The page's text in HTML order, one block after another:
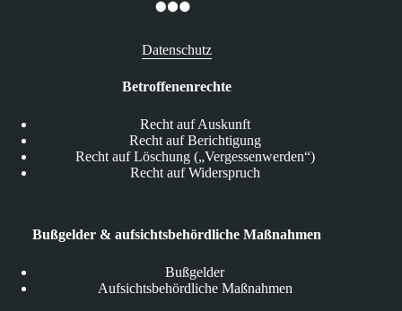
Datenschutz
Betroffenenrechte
Recht auf Auskunft
Recht auf Berichtigung
Recht auf Löschung („Vergessenwerden“)
Recht auf Widerspruch
Bußgelder & aufsichtsbehördliche Maßnahmen
Bußgelder
Aufsichtsbehördliche Maßnahmen